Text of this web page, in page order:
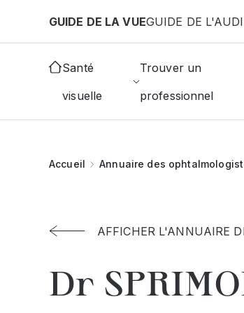
GUIDE DE LA VUEGUIDE DE
Santé
visuelle
Trouver un
professionnel
Accueil Annuaire des
AFFICHER L'ANNUAIRE
Dr